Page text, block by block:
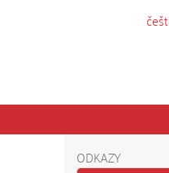
ODKAZY